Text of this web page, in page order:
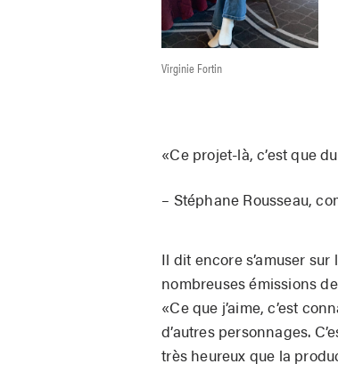
Virginie Fortin
«Ce projet-là, c’est que
– Stéphane Rousseau,
Il dit encore s’amuser
nombreuses émissions
«Ce que j’aime, c’est
d’autres personnages.
très heureux que la